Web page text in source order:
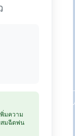
มความ
สมฉีดพ่น